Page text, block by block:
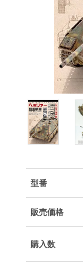
型番
販売価格
購入数